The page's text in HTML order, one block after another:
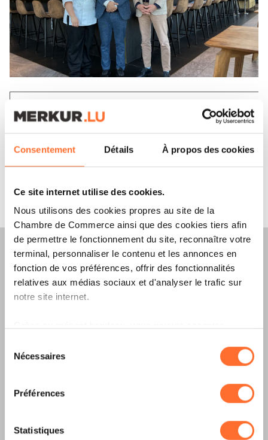
Consentement Détails À propos des cookies
Ce site internet utilise des cookies.
Nous utilisons des cookies propres au site de la
Chambre de Commerce ainsi que des cookies tiers afin
de permettre le fonctionnement du site, reconnaître votre
terminal, personnaliser le contenu et les annonces en
fonction de vos préférences, offrir des fonctionnalités
relatives aux médias sociaux et d'analyser le trafic sur
notre site internet.
à l’exception des cookies strictement nécessaires au
fonctionnement du site. Une description des différents
cookies est accessible sous l’onglet « Détails » ci-
dessus.
Il est précisé que la navigation sur le site et certaines
Nécessaires
Préférences
Statistiques
NONBE : UN ÉPICURIEN MISANT
SUR L’AUTHENTICITÉ
L’ÉDITIONÉTÉ
DISPONIBLE !
LIRE LA DERNIÈRE ÉDITION E-PAPER